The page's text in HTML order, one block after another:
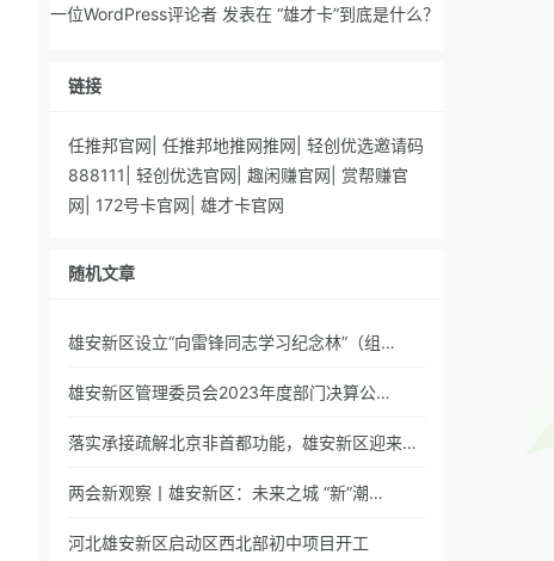
一位WordPress评论者 发表在 “雄才卡”到底是什么？
链接
任推邦官网 任推邦地推网推网 轻创优选邀请码
888111
轻创优选官网 趣闲赚官网
赏帮赚官
网
172号卡官网 雄才卡官网
随机文章
雄安新区设立“向雷锋同志学习纪念林”（组…
雄安新区管理委员会2023年度部门决算公…
落实承接疏解北京非首都功能，雄安新区迎来…
两会新观察丨雄安新区：未来之城 “新”潮…
河北雄安新区启动区西北部初中项目开工